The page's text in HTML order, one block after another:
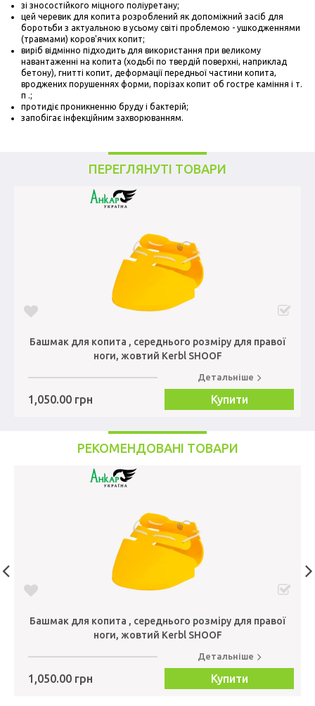
зі зносостійкого міцного поліуретану;
цей черевик для копита розроблений як допоміжний засіб для
боротьби з актуальною в усьому світі проблемою - ушкодженнями
(травмами) коров'ячих копит;
виріб відмінно підходить для використання при великому
навантаженні на копита (ходьбі по твердій поверхні, наприклад
бетону), гнитті копит, деформації передньої частини копита,
вроджених порушеннях форми, порізах копит об гостре каміння і т.
п .;
протидіє проникненню бруду і бактерій;
запобігає інфекційним захворюванням.
ПЕРЕГЛЯНУТІ ТОВАРИ
Башмак для копита , середнього розміру для правої
ноги, жовтий Kerbl SHOOF
1,050.00 грн
Детальніше
Купити
РЕКОМЕНДОВАНІ ТОВАРИ
Башмак для копита , середнього розміру для правої
ноги, жовтий Kerbl SHOOF
1,050.00 грн
Детальніше
Купити